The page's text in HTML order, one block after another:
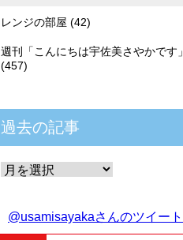
レンジの部屋 (42)
週刊「こんにちは宇佐美さやかです」
(457)
過去の記事
@usamisayakaさんのツイート